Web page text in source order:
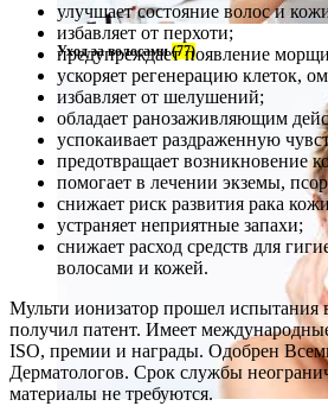
Уход за волосами(77)
улучшает состояние волос и
избавляет от перхоти;
предупреждает появление
ускоряет регенерацию клеток,
избавляет от шелушений;
обладает ранозаживляющим
успокаивает раздраженную
предотвращает возникновение
помогает в лечении экземы,
снижает риск развития рака
устраняет неприятные запахи;
снижает расход средств для
волосами и кожей.
Мульти ионизатор прошел испытания
получил патент. Имеет
ISO, премии и награды. Одобрен
Дерматологов. Срок службы
материалы не требуются.